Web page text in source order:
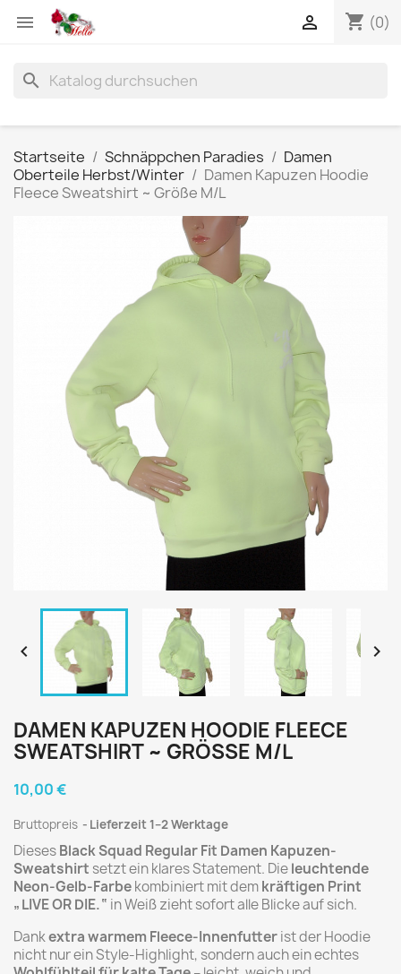
 shopping_cart (0)

search
Startseite Schnäppchen Paradies
Damen
Oberteile Herbst/Winter
Damen Kapuzen Hoodie
Fleece Sweatshirt ~ Größe M/L
 
DAMEN KAPUZEN HOODIE FLEECE
SWEATSHIRT ~ GRÖSSE M/L
10,00 €
Bruttopreis Lieferzeit 1–2 Werktage
DiesesBlack Squad Regular Fit Damen Kapuzen-
Sweatshirt setzt ein klares Statement. Dieleuchtende
Neon-Gelb-Farbekombiniert mit demkräftigen Print
„LIVE OR DIE.“ in Weiß zieht sofort alle Blicke auf sich.
Dankextra warmem Fleece-Innenfutterist der Hoodie
nicht nur ein Style-Highlight, sondern auch ein echtes